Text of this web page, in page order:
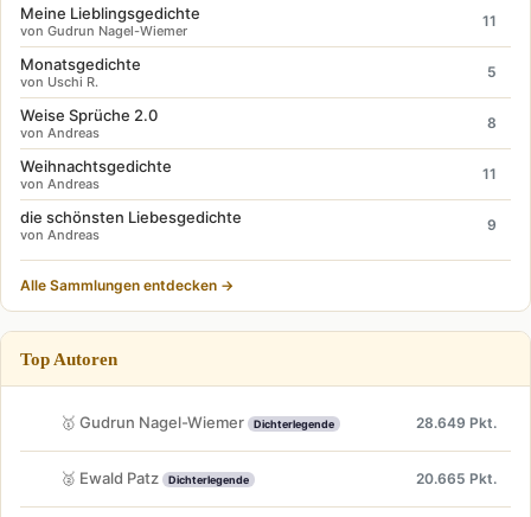
Meine Lieblingsgedichte
von Gudrun Nagel-Wiemer
11
Monatsgedichte
von Uschi R.
5
Weise Sprüche 2.0
von Andreas
8
Weihnachtsgedichte
von Andreas
11
die schönsten Liebesgedichte
von Andreas
9
Alle Sammlungen entdecken →
Top Autoren
🥇 Gudrun Nagel-Wiemer Dichterlegende 28.649 Pkt.
🥈 Ewald Patz Dichterlegende 20.665 Pkt.